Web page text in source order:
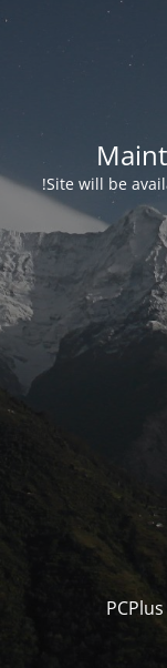
Site will be